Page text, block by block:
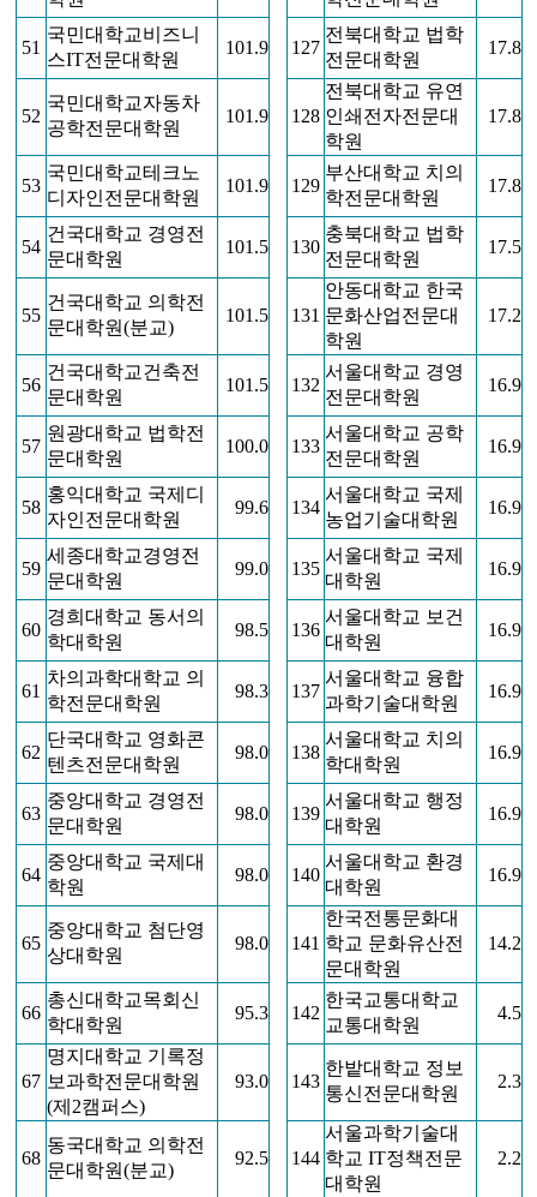
51
국민대학교비즈니
스IT전문대학원
101.9 127
전북대학교 법학
전문대학원
17.8
52
국민대학교자동차
공학전문대학원
101.9 128
전북대학교 유연
인쇄전자전문대
학원
17.8
53
국민대학교테크노
디자인전문대학원
101.9 129
부산대학교 치의
학전문대학원
17.8
54
건국대학교 경영전
문대학원
101.5 130
충북대학교 법학
전문대학원
17.5
55
건국대학교 의학전
문대학원(분교)
101.5 131
안동대학교 한국
문화산업전문대
학원
17.2
56
건국대학교건축전
문대학원
101.5 132
서울대학교 경영
전문대학원
16.9
57
원광대학교 법학전
문대학원
100.0 133
서울대학교 공학
전문대학원
16.9
58
홍익대학교 국제디
자인전문대학원
99.6 134
서울대학교 국제
농업기술대학원
16.9
59
세종대학교경영전
문대학원
99.0 135
서울대학교 국제
대학원
16.9
60
경희대학교 동서의
학대학원
98.5 136
서울대학교 보건
대학원
16.9
61
차의과학대학교 의
학전문대학원
98.3 137
서울대학교 융합
과학기술대학원
16.9
62
단국대학교 영화콘
텐츠전문대학원
98.0 138
서울대학교 치의
학대학원
16.9
63
중앙대학교 경영전
문대학원
98.0 139
서울대학교 행정
대학원
16.9
64
중앙대학교 국제대
학원
98.0 140
서울대학교 환경
대학원
16.9
65
중앙대학교 첨단영
상대학원
98.0 141
한국전통문화대
학교 문화유산전
문대학원
14.2
66
총신대학교목회신
학대학원
95.3 142
한국교통대학교
교통대학원
4.5
67
명지대학교 기록정
보과학전문대학원
(제2캠퍼스)
93.0 143
한밭대학교 정보
통신전문대학원
2.3
68
동국대학교 의학전
문대학원(분교)
92.5 144
서울과학기술대
학교 IT정책전문
대학원
2.2